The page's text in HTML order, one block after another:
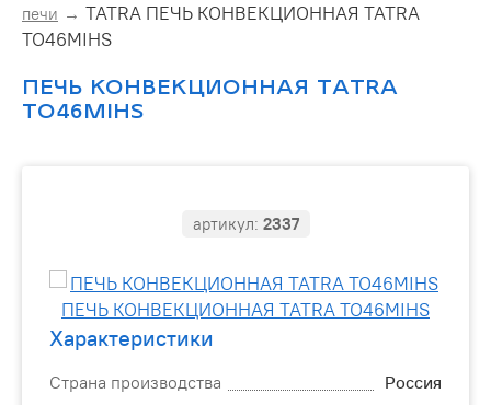
печи
TATRA ПЕЧЬ КОНВЕКЦИОННАЯ TATRA
TO46MIHS
ПЕЧЬ КОНВЕКЦИОННАЯ TATRA
TO46MIHS
артикул: 2337
Характеристики
Страна производства
Россия